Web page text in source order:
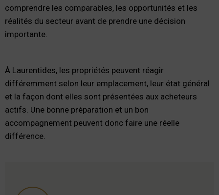
comprendre les comparables, les opportunités et les
réalités du secteur avant de prendre une décision
importante.
À Laurentides, les propriétés peuvent réagir
différemment selon leur emplacement, leur état général
et la façon dont elles sont présentées aux acheteurs
actifs. Une bonne préparation et un bon
accompagnement peuvent donc faire une réelle
différence.